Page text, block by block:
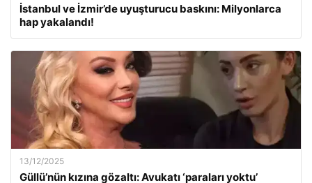
İstanbul ve İzmir’de uyuşturucu baskını: Milyonlarca
hap yakalandı!
13/12/2025
Güllü’nün kızına gözaltı: Avukatı ‘paraları yoktu’